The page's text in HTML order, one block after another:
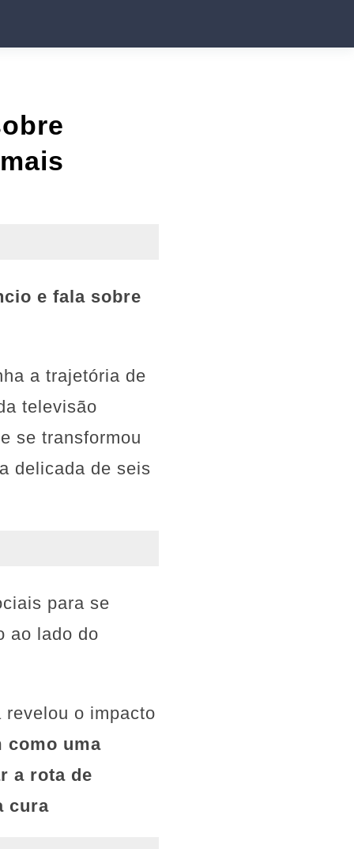
e fala sobre
a trajetória de
televisão
se transformou
delicada de seis
para se
ao lado do
revelou o impacto
como uma
a rota de
cura